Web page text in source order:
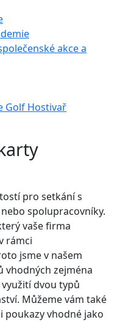
akce a
Golf Hostivař
pro setkání s
spolupracovníky.
vaše firma
rámci
jsme v našem
zejména
dvou typů
Můžeme vám také
vhodné jako